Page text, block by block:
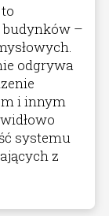
budynków –
odgrywa
i innym
systemu
z